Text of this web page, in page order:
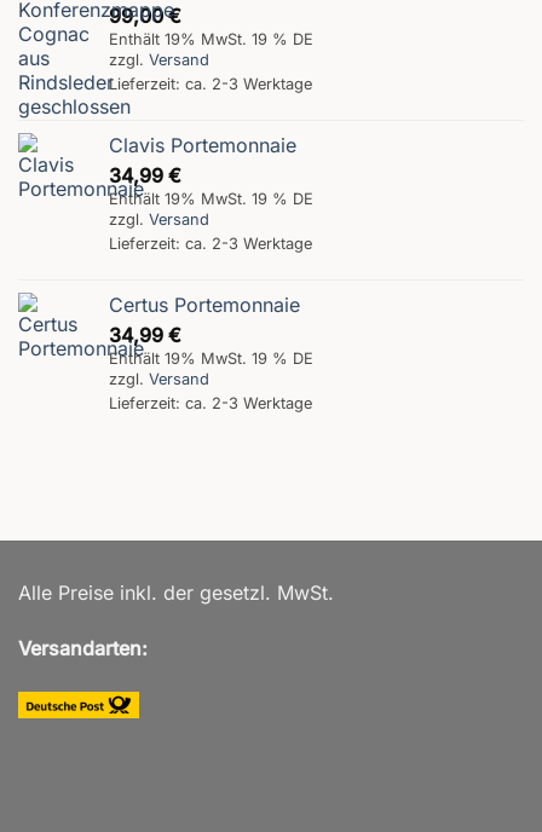
99,00€
Enthält 19% MwSt. 19 % DE
zzgl. Versand
Lieferzeit: ca. 2-3 Werktage
Clavis Portemonnaie
34,99 €
Enthält 19% MwSt. 19 % DE
zzgl. Versand
Lieferzeit: ca. 2-3 Werktage
Certus Portemonnaie
34,99 €
Enthält 19% MwSt. 19 % DE
zzgl. Versand
Lieferzeit: ca. 2-3 Werktage
Alle Preise inkl. der gesetzl. MwSt.
Versandarten: